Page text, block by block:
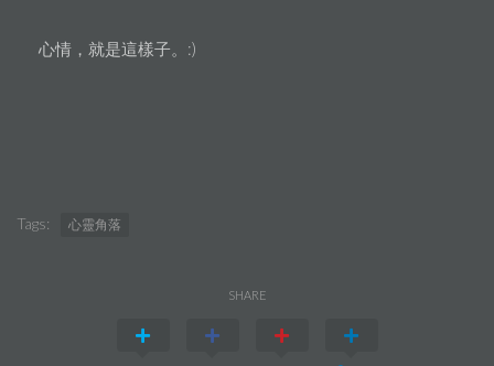
心情，就是這樣子。:)
Tags: 心靈角落
SHARE